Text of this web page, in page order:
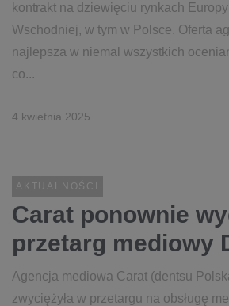
kontrakt na dziewięciu rynkach
Wschodniej, w tym w Polsce. Oferta
najlepsza w niemal wszystkich
co...
4 kwietnia 2025
AKTUALNOŚCI
Carat ponownie
przetarg mediowy
Agencja mediowa Carat (dentsu
zwyciężyła w przetargu na obsługę